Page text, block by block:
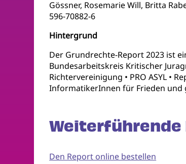
Gössner, Rosemarie Will, Britta
596-70882-6
Hintergrund
Der Grundrechte-Report 2023 ist
Bundesarbeitskreis Kritischer
Richtervereinigung • PRO ASYL •
InformatikerInnen für Frieden und
Weiterführende
Den Report online bestellen